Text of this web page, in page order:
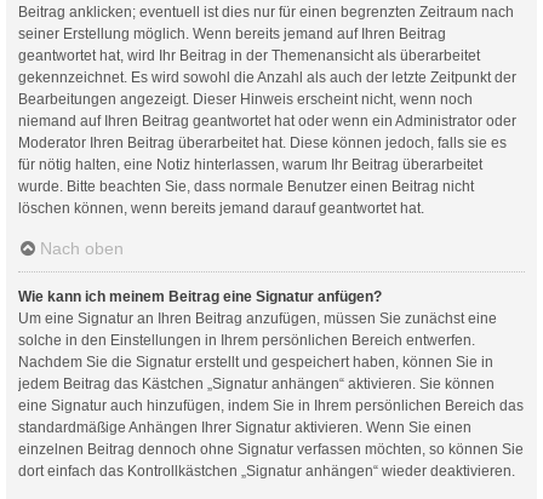
Beitrag anklicken; eventuell ist dies nur für einen begrenzten Zeitraum nach
seiner Erstellung möglich. Wenn bereits jemand auf Ihren Beitrag
geantwortet hat, wird Ihr Beitrag in der Themenansicht als überarbeitet
gekennzeichnet. Es wird sowohl die Anzahl als auch der letzte Zeitpunkt der
Bearbeitungen angezeigt. Dieser Hinweis erscheint nicht, wenn noch
niemand auf Ihren Beitrag geantwortet hat oder wenn ein Administrator oder
Moderator Ihren Beitrag überarbeitet hat. Diese können jedoch, falls sie es
für nötig halten, eine Notiz hinterlassen, warum Ihr Beitrag überarbeitet
wurde. Bitte beachten Sie, dass normale Benutzer einen Beitrag nicht
löschen können, wenn bereits jemand darauf geantwortet hat.
Nach oben
Wie kann ich meinem Beitrag eine Signatur anfügen?
Um eine Signatur an Ihren Beitrag anzufügen, müssen Sie zunächst eine
solche in den Einstellungen in Ihrem persönlichen Bereich entwerfen.
Nachdem Sie die Signatur erstellt und gespeichert haben, können Sie in
jedem Beitrag das Kästchen „Signatur anhängen“ aktivieren. Sie können
eine Signatur auch hinzufügen, indem Sie in Ihrem persönlichen Bereich das
standardmäßige Anhängen Ihrer Signatur aktivieren. Wenn Sie einen
einzelnen Beitrag dennoch ohne Signatur verfassen möchten, so können Sie
dort einfach das Kontrollkästchen „Signatur anhängen“ wieder deaktivieren.